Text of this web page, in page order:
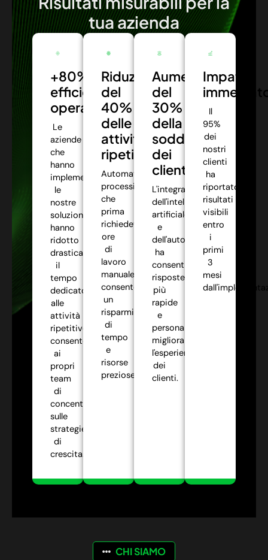
tua azienda
+80%
efficienza
operativa:
Le
aziende
che
hanno
implementato
le
nostre
soluzioni
hanno
ridotto
drasticamente
il
tempo
dedicato
alle
attività
ripetitive,
consentendo
ai
propri
team
di
concentrarsi
sulle
strategie
di
crescita.
Riduzione
del
40%
delle
attività
ripetitive:
Automatizziamo
processi
che
prima
richiedevano
ore
di
lavoro
manuale,
consentendo
un
risparmio
di
tempo
e
risorse
preziose.
Aumento
del
30%
della
soddisfazione
dei
clienti:
L'integrazione
dell'intelligenza
artificiale
e
dell'automazione
ha
consentito
risposte
più
rapide
e
personalizzate,
migliorando
l'esperienza
dei
clienti.
Impatto
Il
95%
dei
nostri
clienti
ha
riportato
risultati
visibili
entro
i
primi
3
mesi
CHI SIAMO